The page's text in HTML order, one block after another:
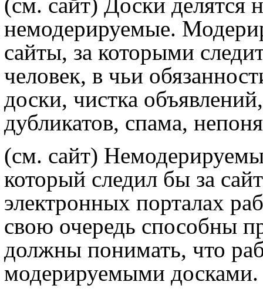
немодерируемые.
сайты, за которыми
человек, в чьи
доски, чистка
дубликатов, спама,
(см. сайт)
который следил бы за
электронных порталах
свою очередь способны
должны понимать, что
модерируемыми досками.